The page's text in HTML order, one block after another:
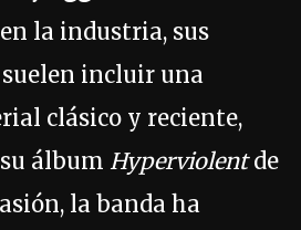
la industria, sus
incluir una
clásico y reciente,
álbum Hyperviolentde
la banda ha